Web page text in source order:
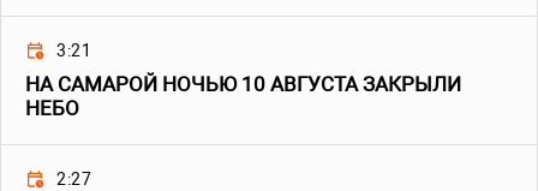
3:21
НА САМАРОЙ НОЧЬЮ 10 АВГУСТА ЗАКРЫЛИ
НЕБО
2:27